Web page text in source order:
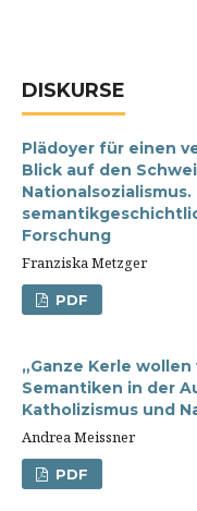
DISKURSE
Plädoyer für einen
Blick auf den
Forschung
Franziska Metzger
PDF
„Ganze Kerle
Semantiken in der
Katholizismus und
Andrea Meissner
PDF